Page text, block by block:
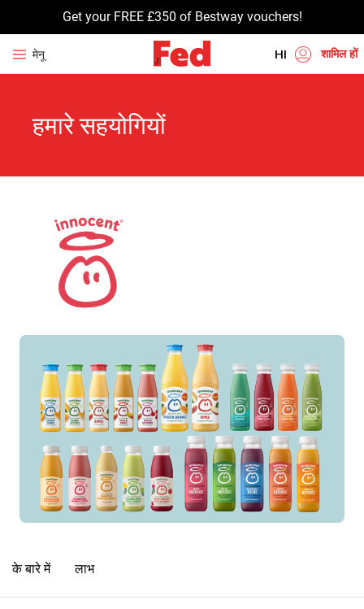
Get your FREE £350 of Bestway vouchers!
मेनू HI
GU
शामिल हों
हमारे सहयोगियों
के बारे में लाभ